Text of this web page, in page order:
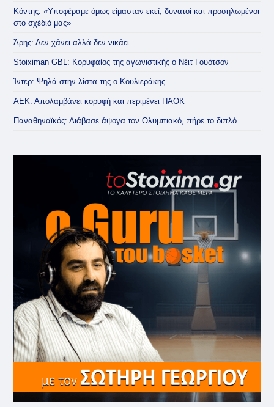
Κόντης: «Υποφέραμε όμως είμασταν εκεί, δυνατοί και προσηλωμένοι
στο σχέδιό μας»
Άρης: Δεν χάνει αλλά δεν νικάει
Stoiximan GBL: Κορυφαίος της αγωνιστικής ο Νέιτ Γουότσον
Ίντερ: Ψηλά στην λίστα της ο Κουλιεράκης
ΑΕΚ: Απολαμβάνει κορυφή και περιμένει ΠΑΟΚ
Παναθηναϊκός: Διάβασε άψογα τον Ολυμπιακό, πήρε το διπλό